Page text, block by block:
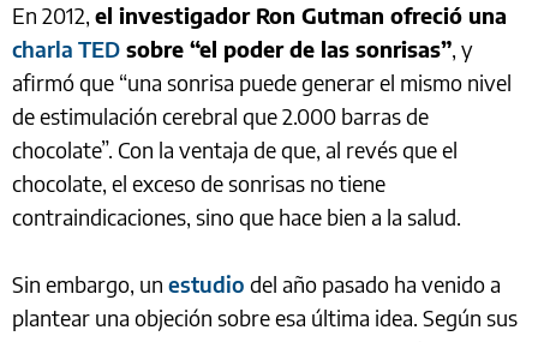
En 2012, el investigador Ron Gutman ofreció una
charla TED sobre “el poder de las sonrisas”, y
afirmó que “una sonrisa puede generar el mismo nivel
de estimulación cerebral que 2.000 barras de
chocolate”. Con la ventaja de que, al revés que el
chocolate, el exceso de sonrisas no tiene
contraindicaciones, sino que hace bien a la salud.
Sin embargo, un estudio del año pasado ha venido a
plantear una objeción sobre esa última idea. Según sus